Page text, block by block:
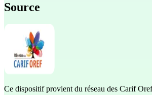
Source
Ce dispositif provient du réseau des Carif